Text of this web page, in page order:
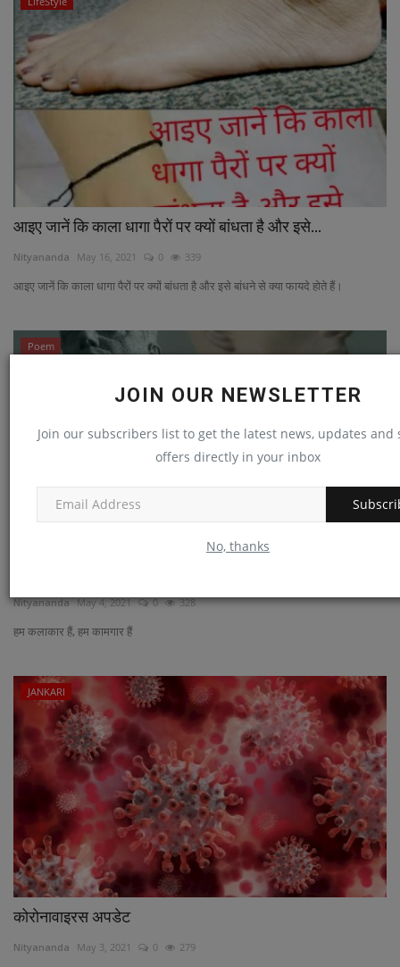
JOIN OUR NEWSLETTER
Join our subscribers list to get the latest news, updates and
offers directly in your inbox
No, thanks
आइए जानें कि काला धागा पैरों पर क्यों बांधता है और इसे...
Nityananda May 16, 2021 0 339
आइए जानें कि काला धागा पैरों पर क्यों बांधता है और इसे बांधने से क्या फायदे होते हैं।
Poem
Nityananda May 4, 2021 0 328
हम कलाकार हैं, हम कामगार हैं
JANKARI
कोरोनावाइरस अपडेट
Nityananda May 3, 2021 0 279